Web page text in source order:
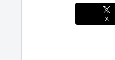
X